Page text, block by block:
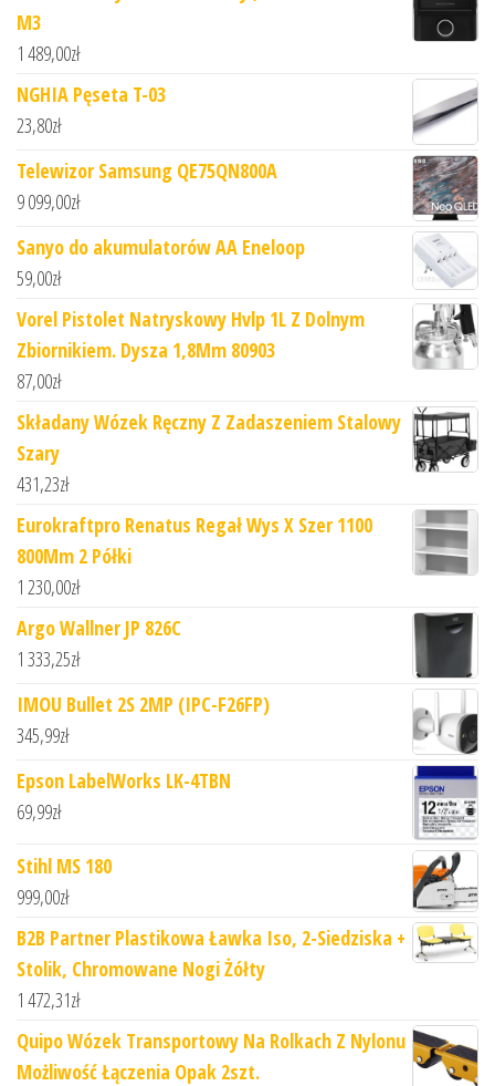
M3
1 489,00zł
NGHIA Pęseta T-03
23,80zł
Telewizor Samsung QE75QN800A
9 099,00zł
Sanyo do akumulatorów AA Eneloop
59,00zł
Vorel Pistolet Natryskowy Hvlp 1L Z Dolnym
Zbiornikiem. Dysza 1,8Mm 80903
87,00zł
Składany Wózek Ręczny Z Zadaszeniem Stalowy
Szary
431,23zł
Eurokraftpro Renatus Regał Wys X Szer 1100
800Mm 2 Półki
1 230,00zł
Argo Wallner JP 826C
1 333,25zł
IMOU Bullet 2S 2MP (IPC-F26FP)
345,99zł
Epson LabelWorks LK-4TBN
69,99zł
Stihl MS 180
999,00zł
B2B Partner Plastikowa Ławka Iso, 2-Siedziska +
Stolik, Chromowane Nogi Żółty
1 472,31zł
Quipo Wózek Transportowy Na Rolkach Z Nylonu
Możliwość Łączenia Opak 2szt.